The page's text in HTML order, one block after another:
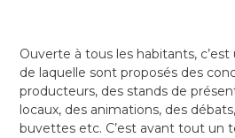
Ouverte à tous les habitants,
de laquelle sont proposés des
producteurs, des stands de
locaux, des animations, des
buvettes etc. C’est avant tout un